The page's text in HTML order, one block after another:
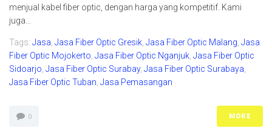
menjual kabel fiber optic, dengan harga yang kompetitif. Kami
juga...
Tags: Jasa Jasa Fiber Optic Gresik Jasa Fiber Optic Malang Jasa
Fiber Optic Mojokerto Jasa Fiber Optic Nganjuk Jasa Fiber Optic
Sidoarjo Jasa Fiber Optic Surabay, Jasa Fiber Optic Surabaya
Jasa Fiber Optic Tuban Jasa Pemasangan
0 MORE